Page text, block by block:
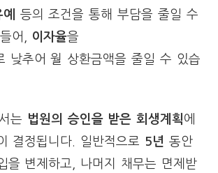
등의 조건을 통해 부담을 줄일 수
어, 이자율을
낮추어 월 상환금액을 줄일 수 있습
는 법원의 승인을 받은 회생계획에
결정됩니다. 일반적으로 5년 동안
을 변제하고, 나머지 채무는 면제받